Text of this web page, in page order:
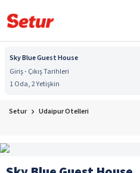
Sky Blue Guest House
Giriş - Çıkış Tarihleri
1 Oda, 2 Yetişkin
Setur Udaipur Otelleri